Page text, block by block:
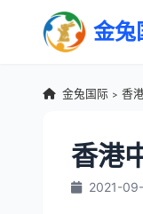
金兔
金兔国际 > 香
香港
2021-